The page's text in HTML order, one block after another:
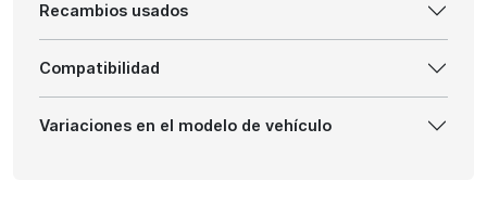
Recambios usados
Compatibilidad
Variaciones en el modelo de vehículo